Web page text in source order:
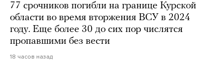
77 срочников погибли на границе Курской
области во время вторжения ВСУ в 2024
году. Еще более 30 до сих пор числятся
пропавшими без вести
18 часов назад